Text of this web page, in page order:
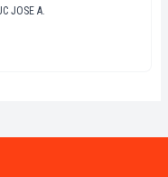
JOSE A.